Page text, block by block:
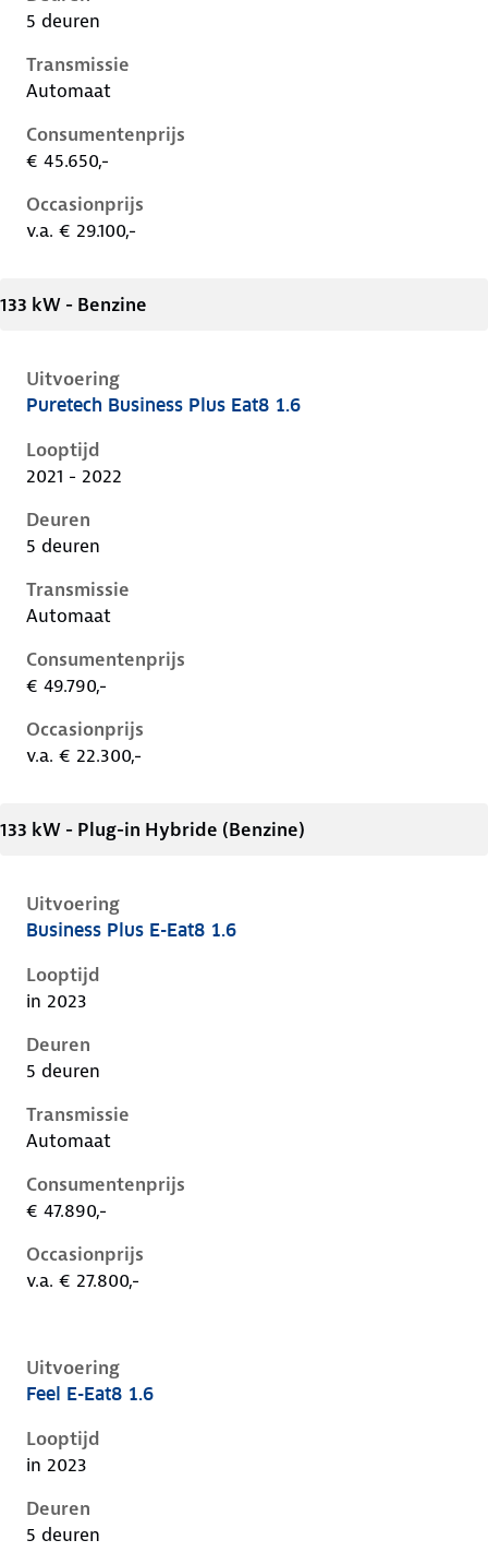
5 deuren
Transmissie
Automaat
Consumentenprijs
€ 45.650,-
Occasionprijs
v.a. € 29.100,-
133 kW - Benzine
Uitvoering
Citroen C5 X i, 1.6, 133 kW, Benzine, 5 deuren
Puretech Business Plus Eat8 1.6
Looptijd
2021 - 2022
Deuren
5 deuren
Transmissie
Automaat
Consumentenprijs
€ 49.790,-
Occasionprijs
v.a. € 22.300,-
133 kW - Plug-in Hybride (Benzine)
Uitvoering
Citroen C5 X i, 1.6, 133 kW, Plug-in Hybride
Business Plus E-Eat8 1.6
Looptijd
in 2023
Deuren
5 deuren
Transmissie
Automaat
Consumentenprijs
€ 47.890,-
Occasionprijs
v.a. € 27.800,-
Uitvoering
Citroen C5 X i, 1.6, 133 kW, Plug-in Hybride
Feel E-Eat8 1.6
Looptijd
in 2023
Deuren
5 deuren